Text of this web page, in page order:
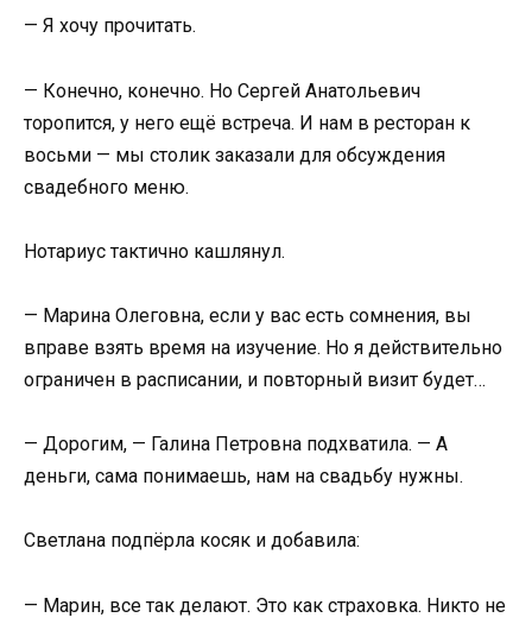
— Я хочу прочитать.
— Конечно, конечно. Но Сергей Анатольевич
торопится, у него ещё встреча. И нам в ресторан к
восьми — мы столик заказали для обсуждения
свадебного меню.
Нотариус тактично кашлянул.
— Марина Олеговна, если у вас есть сомнения, вы
вправе взять время на изучение. Но я действительно
ограничен в расписании, и повторный визит будет…
— Дорогим, — Галина Петровна подхватила. — А
деньги, сама понимаешь, нам на свадьбу нужны.
Светлана подпёрла косяк и добавила:
— Марин, все так делают. Это как страховка. Никто не